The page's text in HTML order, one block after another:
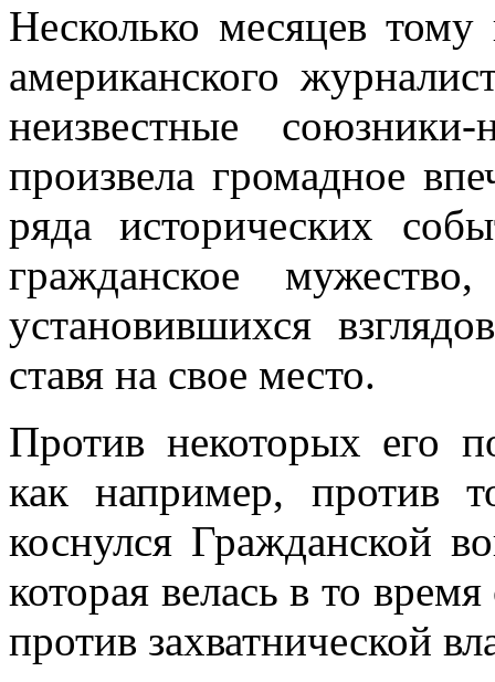
Несколько месяцев
американского
неизвестные
произвела громадное
ряда исто­рических
гражданское
установившихся
ставя на свое место.
Против некоторых его
как например, против
коснулся Гражданской
которая велась в то
против захватнической